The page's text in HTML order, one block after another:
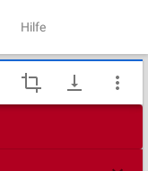
Hilfe